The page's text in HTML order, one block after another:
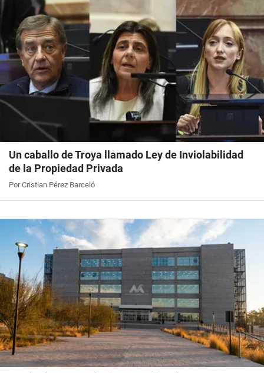
Un caballo de Troya llamado Ley de Inviolabilidad
de la Propiedad Privada
Por Cristian Pérez Barceló